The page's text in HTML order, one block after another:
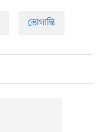
ভোগান্তি